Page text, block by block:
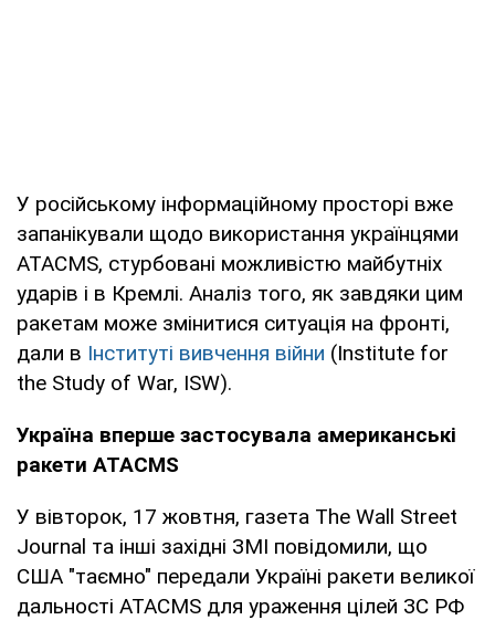
У російському інформаційному просторі вже
запанікували щодо використання українцями
ATACMS, стурбовані можливістю майбутніх
ударів і в Кремлі. Аналіз того, як завдяки цим
ракетам може змінитися ситуація на фронті,
дали в Інституті вивчення війни (Institute for
the Study of War, ISW).
Україна вперше застосувала американські
ракети ATACMS
У вівторок, 17 жовтня, газета The Wall Street
Journal та інші західні ЗМІ повідомили, що
США "таємно" передали Україні ракети великої
дальності ATACMS для ураження цілей ЗС РФ